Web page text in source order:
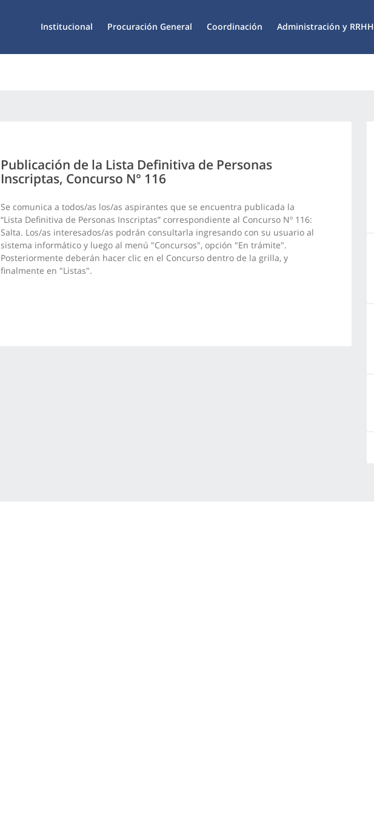
Institucional Procuración General Coordinación Administración y RRHH
Publicación de la Lista Definitiva de Personas
Inscriptas, Concurso N° 116
Se comunica a todos/as los/as aspirantes que se encuentra publicada la
“Lista Definitiva de Personas Inscriptas” correspondiente al Concurso Nº 116:
Salta. Los/as interesados/as podrán consultarla ingresando con su usuario al
sistema informático y luego al menú "Concursos", opción "En trámite".
Posteriormente deberán hacer clic en el Concurso dentro de la grilla, y
finalmente en "Listas".